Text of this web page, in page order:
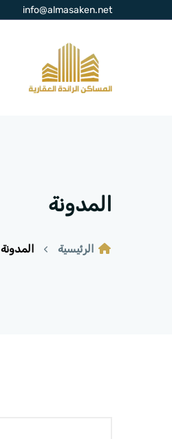
info@almasaken.net
المدونة
الرئيسية المدونة